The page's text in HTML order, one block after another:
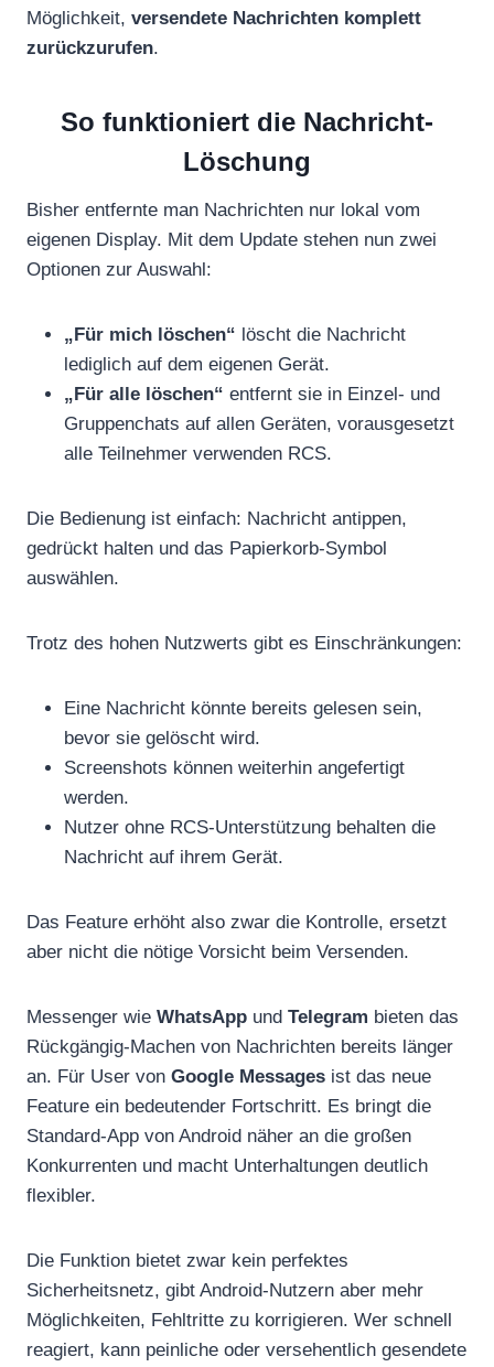
Möglichkeit, versendete Nachrichten komplett
zurückzurufen.
So funktioniert die Nachricht-
Löschung
Bisher entfernte man Nachrichten nur lokal vom
eigenen Display. Mit dem Update stehen nun zwei
Optionen zur Auswahl:
„Für mich löschen“ löscht die Nachricht
lediglich auf dem eigenen Gerät.
„Für alle löschen“ entfernt sie in Einzel- und
Gruppenchats auf allen Geräten, vorausgesetzt
alle Teilnehmer verwenden RCS.
Die Bedienung ist einfach: Nachricht antippen,
gedrückt halten und das Papierkorb-Symbol
auswählen.
Trotz des hohen Nutzwerts gibt es Einschränkungen:
Eine Nachricht könnte bereits gelesen sein,
bevor sie gelöscht wird.
Screenshots können weiterhin angefertigt
werden.
Nutzer ohne RCS-Unterstützung behalten die
Nachricht auf ihrem Gerät.
Das Feature erhöht also zwar die Kontrolle, ersetzt
aber nicht die nötige Vorsicht beim Versenden.
Messenger wie WhatsApp und Telegram bieten das
Rückgängig-Machen von Nachrichten bereits länger
an. Für User von Google Messages ist das neue
Feature ein bedeutender Fortschritt. Es bringt die
Standard-App von Android näher an die großen
Konkurrenten und macht Unterhaltungen deutlich
flexibler.
Die Funktion bietet zwar kein perfektes
Sicherheitsnetz, gibt Android-Nutzern aber mehr
Möglichkeiten, Fehltritte zu korrigieren. Wer schnell
reagiert, kann peinliche oder versehentlich gesendete